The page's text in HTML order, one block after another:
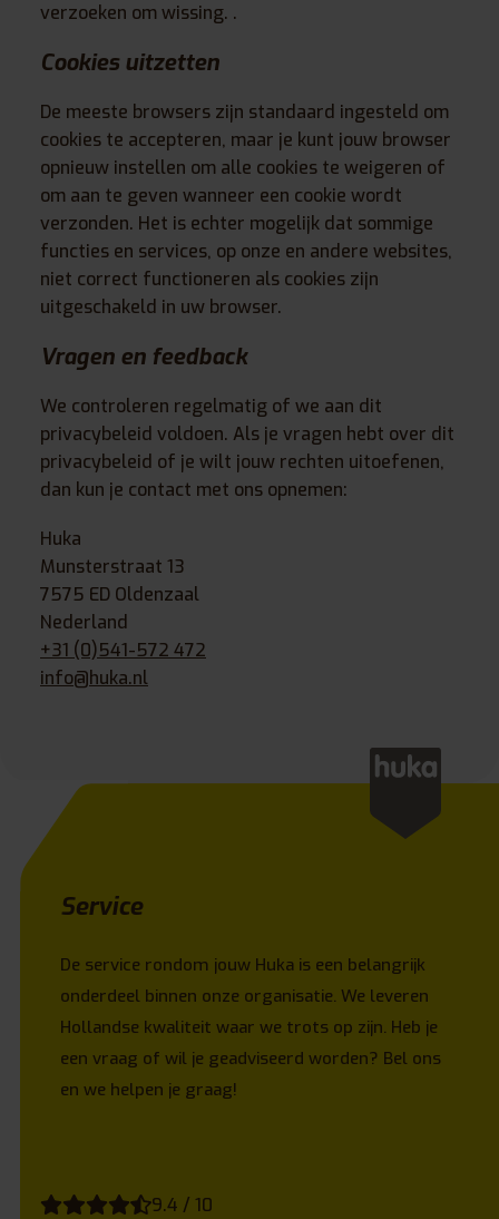
verzoeken om wissing. .
Cookies uitzetten
De meeste browsers zijn standaard ingesteld om
cookies te accepteren, maar je kunt jouw browser
opnieuw instellen om alle cookies te weigeren of
om aan te geven wanneer een cookie wordt
verzonden. Het is echter mogelijk dat sommige
functies en services, op onze en andere websites,
niet correct functioneren als cookies zijn
uitgeschakeld in uw browser.
Vragen en feedback
We controleren regelmatig of we aan dit
privacybeleid voldoen. Als je vragen hebt over dit
privacybeleid of je wilt jouw rechten uitoefenen,
dan kun je contact met ons opnemen:
Huka
Munsterstraat 13
7575 ED Oldenzaal
Nederland
+31 (0)541-572 472
info@huka.nl
Service
De service rondom jouw Huka is een belangrijk
onderdeel binnen onze organisatie. We leveren
Hollandse kwaliteit waar we trots op zijn. Heb je
een vraag of wil je geadviseerd worden? Bel ons
en we helpen je graag!
9.4 / 10